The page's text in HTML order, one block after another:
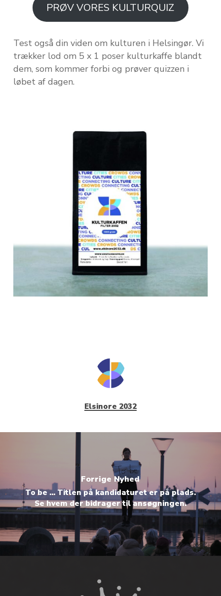
PRØV VORES KULTURQUIZ
Test også din viden om kulturen i Helsingør. Vi
trækker lod om 5 x 1 poser kulturkaffe blandt
dem, som kommer forbi og prøver quizzen i
løbet af dagen.
Elsinore 2032
Forrige Nyhed
To be ... Titlen på kandidaturet er på plads.
Se hvem der bidrager til ansøgningen.